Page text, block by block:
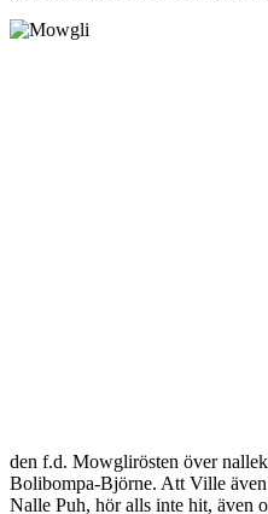
den f.d. Mowglirösten över
Bolibompa-Björne. Att Ville
Nalle Puh, hör alls inte hit, även